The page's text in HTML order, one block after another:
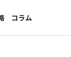
コラム
インタビュー